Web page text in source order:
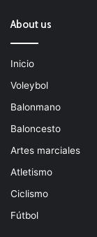
About us
Inicio
Voleybol
Balonmano
Baloncesto
Artes marciales
Atletismo
Ciclismo
Fútbol